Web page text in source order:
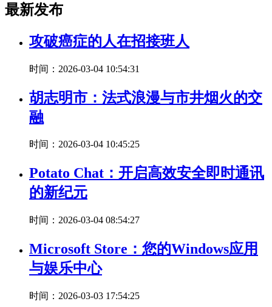
最新发布
攻破癌症的人在招接班人
时间：2026-03-04 10:54:31
胡志明市：法式浪漫与市井烟火的交
融
时间：2026-03-04 10:45:25
Potato Chat：开启高效安全即时通讯
的新纪元
时间：2026-03-04 08:54:27
Microsoft Store：您的Windows应用
与娱乐中心
时间：2026-03-03 17:54:25